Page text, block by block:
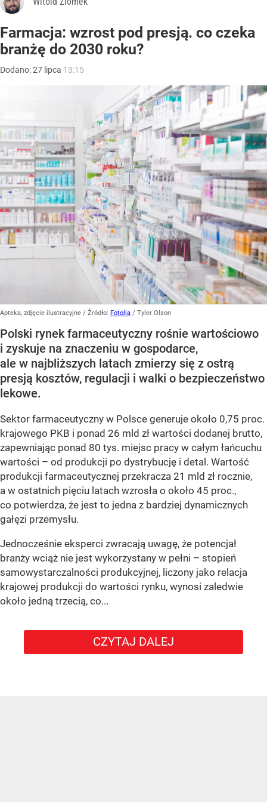
Farmacja: wzrost pod presją. co czeka
branżę do 2030 roku?
Dodano:27 lipca 13:15
Apteka, zdjęcie ilustracyjne / Źródło: Fotolia / Tyler Olson
Polski rynek farmaceutyczny rośnie wartościowo
i zyskuje na znaczeniu w gospodarce,
ale w najbliższych latach zmierzy się z ostrą
presją kosztów, regulacji i walki o bezpieczeństwo
lekowe.
Sektor farmaceutyczny w Polsce generuje około 0,75 proc.
krajowego PKB i ponad 26 mld zł wartości dodanej brutto,
zapewniając ponad 80 tys. miejsc pracy w całym łańcuchu
wartości – od produkcji po dystrybucję i detal. Wartość
produkcji farmaceutycznej przekracza 21 mld zł rocznie,
a w ostatnich pięciu latach wzrosła o około 45 proc.,
co potwierdza, że jest to jedna z bardziej dynamicznych
gałęzi przemysłu.
Jednocześnie eksperci zwracają uwagę, że potencjał
branży wciąż nie jest wykorzystany w pełni – stopień
samowystarczalności produkcyjnej, liczony jako relacja
krajowej produkcji do wartości rynku, wynosi zaledwie
około jedną trzecią, co...
CZYTAJ DALEJ